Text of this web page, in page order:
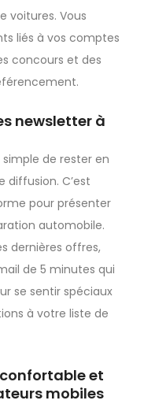
voitures. Vous
liés à vos comptes
concours et des
newsletter à
de rester en
C’est
pour présenter
automobile.
dernières offres,
de 5 minutes qui
se sentir spéciaux
à votre liste de
confortable et
mobiles